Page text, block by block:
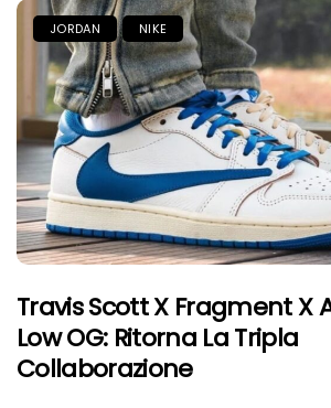
JORDAN NIKE
Travis Scott X Fragment X
Low OG: Ritorna La Tripla
Collaborazione